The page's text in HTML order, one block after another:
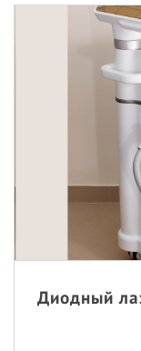
Диодный